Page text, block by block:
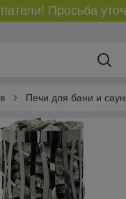
Просьба
Печи для бани и